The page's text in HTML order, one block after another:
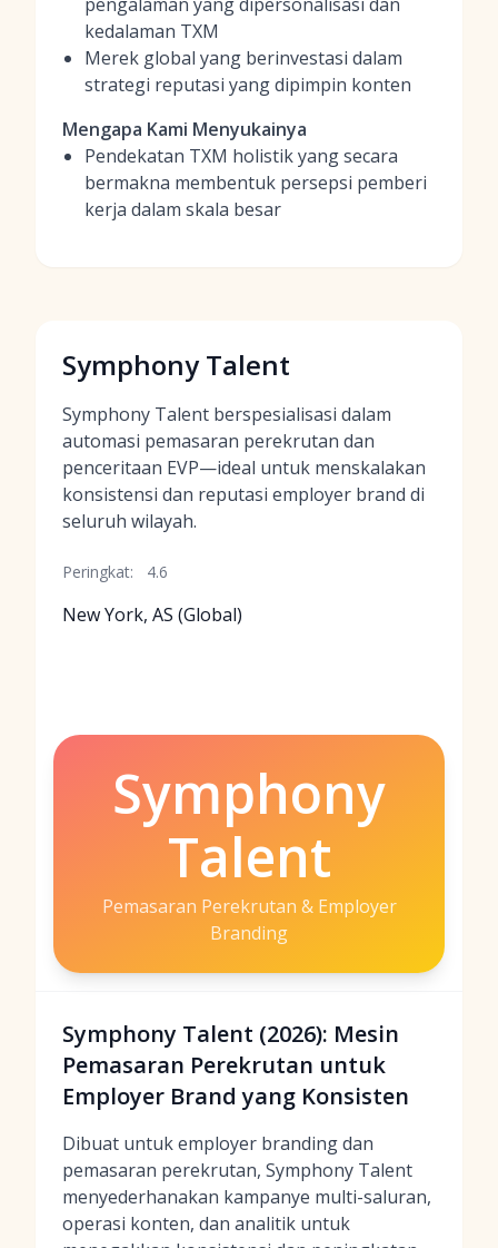
kedalaman TXM
Merek global yang berinvestasi dalam
strategi reputasi yang dipimpin konten
Mengapa Kami Menyukainya
Pendekatan TXM holistik yang secara
bermakna membentuk persepsi pemberi
kerja dalam skala besar
Symphony Talent
Symphony Talent berspesialisasi dalam
automasi pemasaran perekrutan dan
penceritaan EVP—ideal untuk menskalakan
konsistensi dan reputasi employer brand di
seluruh wilayah.
Peringkat: 4.6
New York, AS (Global)
Symphony
Talent
Pemasaran Perekrutan & Employer
Branding
Symphony Talent (2026): Mesin
Pemasaran Perekrutan untuk
Employer Brand yang Konsisten
Dibuat untuk employer branding dan
pemasaran perekrutan, Symphony Talent
menyederhanakan kampanye multi-saluran,
operasi konten, dan analitik untuk